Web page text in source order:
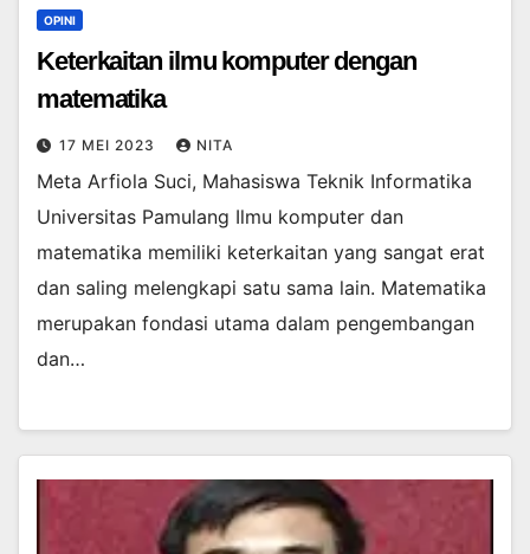
OPINI
Keterkaitan ilmu komputer dengan
matematika
17 MEI 2023 NITA
Meta Arfiola Suci, Mahasiswa Teknik Informatika
Universitas Pamulang Ilmu komputer dan
matematika memiliki keterkaitan yang sangat erat
dan saling melengkapi satu sama lain. Matematika
merupakan fondasi utama dalam pengembangan
dan…